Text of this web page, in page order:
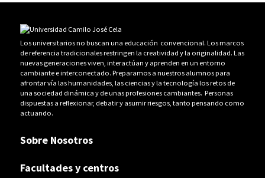
Los universitarios no buscan una educación convencional. Los marcos
de referencia tradicionales restringen la creatividad y la originalidad. Las
nuevas generaciones viven, interactúan y aprenden en un entorno
cambiante e interconectado. Preparamos a nuestros alumnos para
afrontar vía las humanidades, las ciencias y la tecnología los retos de
una sociedad dinámica y de unas profesiones cambiantes. Personas
dispuestas a reflexionar, debatir y asumir riesgos, tanto pensando como
actuando.
Sobre Nosotros
Facultades y centros